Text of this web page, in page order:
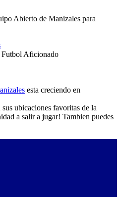
Abierto de Manizales para
Futbol Aficionado
esta creciendo en
ubicaciones favoritas de la
a salir a jugar! Tambien puedes